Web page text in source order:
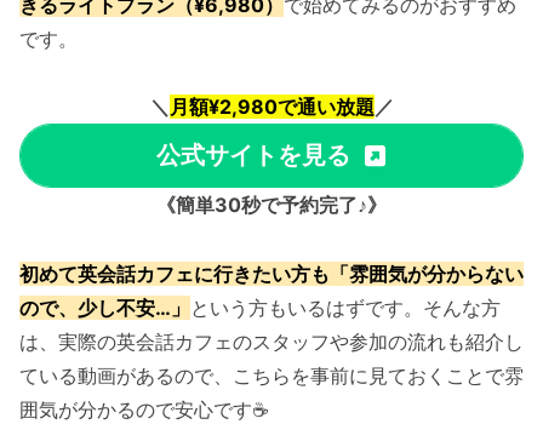
です。
＼ 月額¥2,980で通い放題／
公式サイトを見る
《簡単30秒で予約完了♪》
初めて英会話カフェに行きたい方も「雰囲気が分からない
ので、少し不安…」 という方もいるはずです。そんな方
は、実際の英会話カフェのスタッフや参加の流れも紹介し
ている動画があるので、こちらを事前に見ておくことで雰
囲気が分かるので安心です☕️